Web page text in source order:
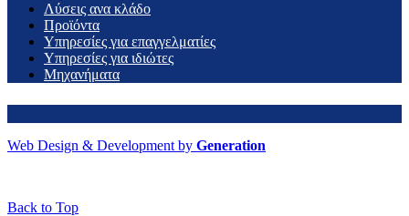
Λύσεις ανα κλάδο
Προϊόντα
Υπηρεσίες για επαγγελματίες
Υπηρεσίες για ιδιώτες
Μηχανήματα
Web Design & Development by Generation
Back to Top